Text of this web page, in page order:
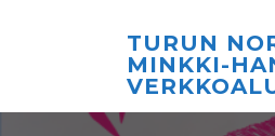
TURUN
MINKKI-